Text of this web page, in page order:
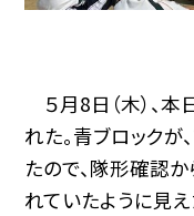
５月8日（木）、
れた。青ブロックが
たので、隊形確認
れていたように見え